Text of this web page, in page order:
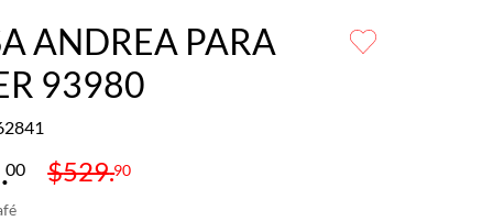
ANDREA PARA
93980
.00 $529.90